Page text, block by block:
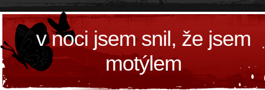
v noci jsem snil, že jsem
motýlem